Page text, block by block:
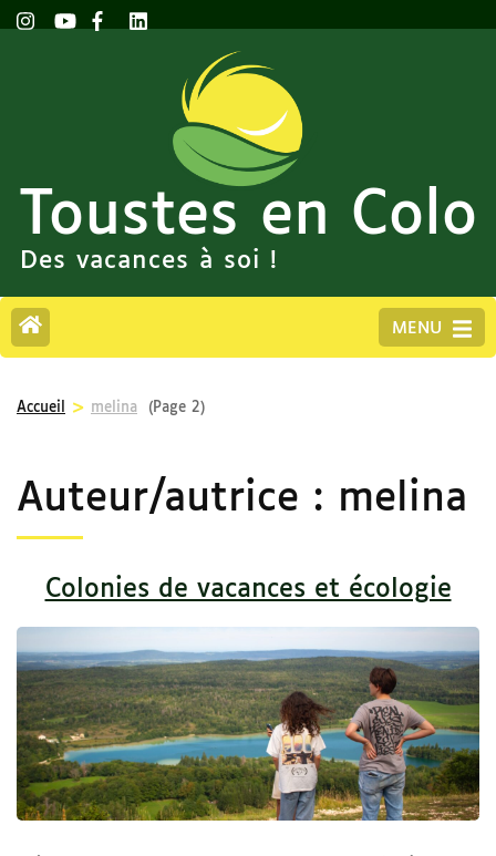
Toustes en Colo
Des vacances à soi !
MENU
Accueil > melina (Page 2)
Auteur/autrice : melina
Colonies de vacances et écologie